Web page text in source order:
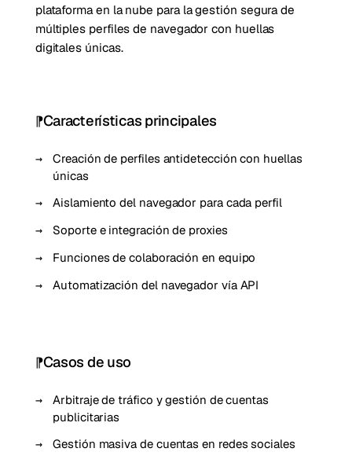
plataforma en la nube para la gestión segura de
múltiples perfiles de navegador con huellas
digitales únicas.
Características principales
Creación de perfiles antidetección con huellas
únicas
Aislamiento del navegador para cada perfil
Soporte e integración de proxies
Funciones de colaboración en equipo
Automatización del navegador vía API
Casos de uso
Arbitraje de tráfico y gestión de cuentas
publicitarias
Gestión masiva de cuentas en redes sociales